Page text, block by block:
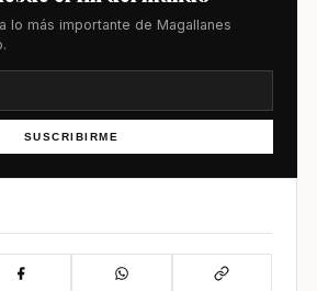
lo más importante de Magallanes
SUSCRIBIRME